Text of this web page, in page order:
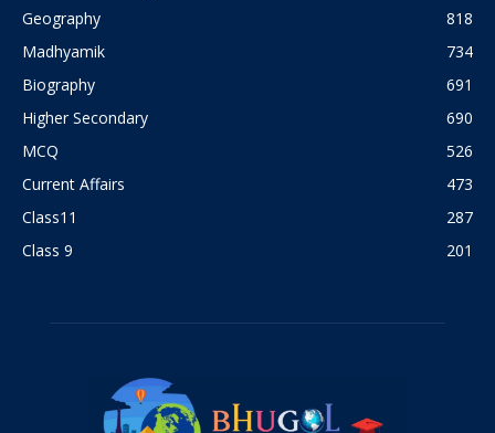
Geography
818
Madhyamik
734
Biography
691
Higher Secondary
690
MCQ
526
Current Affairs
473
Class11
287
Class 9
201